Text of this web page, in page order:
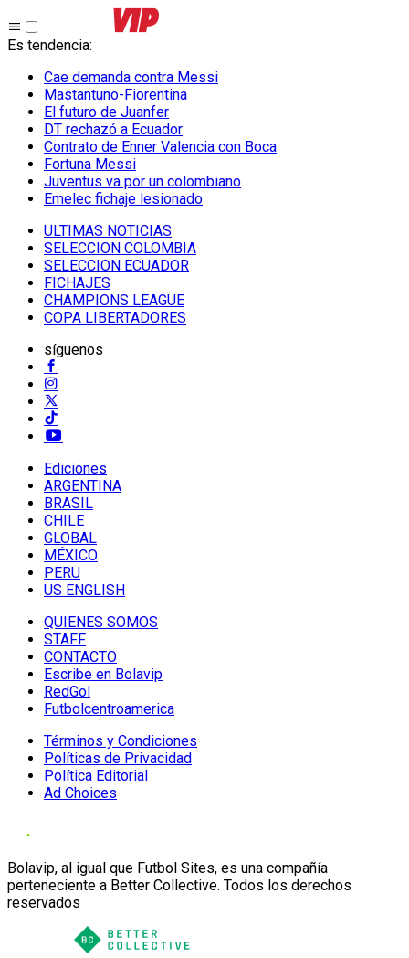
Es tendencia:
Cae demanda contra Messi
Mastantuno-Fiorentina
El futuro de Juanfer
DT rechazó a Ecuador
Contrato de Enner Valencia con Boca
Fortuna Messi
Juventus va por un colombiano
Emelec fichaje lesionado
ULTIMAS NOTICIAS
SELECCION COLOMBIA
SELECCION ECUADOR
FICHAJES
CHAMPIONS LEAGUE
COPA LIBERTADORES
síguenos
Ediciones
ARGENTINA
BRASIL
CHILE
GLOBAL
MÉXICO
PERU
US ENGLISH
QUIENES SOMOS
STAFF
CONTACTO
Escribe en Bolavip
RedGol
Futbolcentroamerica
Términos y Condiciones
Políticas de Privacidad
Política Editorial
Ad Choices
Bolavip, al igual que Futbol Sites, es una compañía
perteneciente a Better Collective. Todos los derechos
reservados